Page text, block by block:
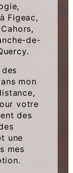
Figeac,
de-
mon
votre
des
une
mes